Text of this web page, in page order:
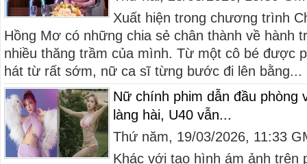
Xuất hiện trong chương trình
Hồng Mơ có những chia sẻ chân thành về hành
nhiều thăng trầm của mình. Từ một cô bé được
hát từ rất sớm, nữ ca sĩ từng bước đi lên bằng...
Nữ chính phim dẫn đầu phòng
làng hài, U40 vẫn...
Thứ năm, 19/03/2026, 11:33
Khác với tạo hình ám ảnh trên